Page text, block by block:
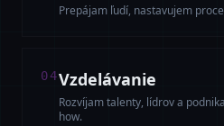
Prepájam ľudí, nastavujem
04Vzdelávanie
Rozvíjam talenty, lídrov a
how.